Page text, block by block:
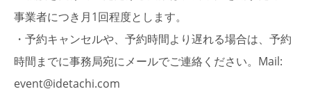
事業者につき月1回程度とします。
・予約キャンセルや、予約時間より遅れる場合は、予約
時間までに事務局宛にメールでご連絡ください。Mail:
event@idetachi.com